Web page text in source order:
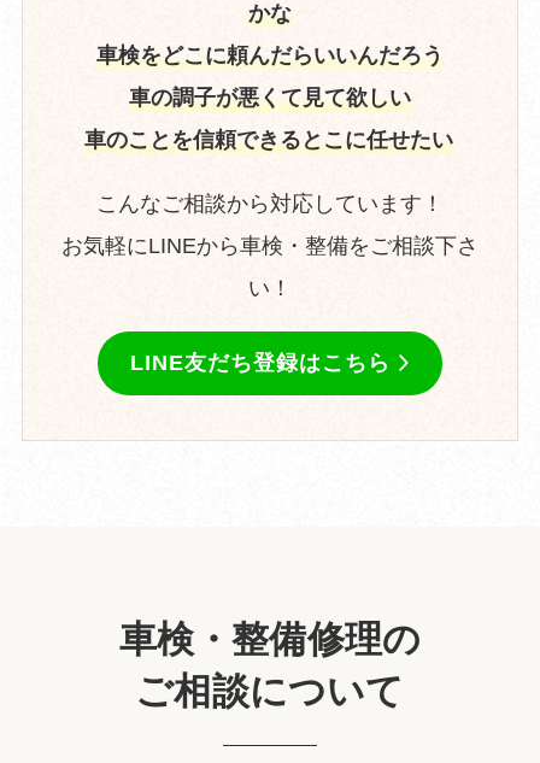
かな
車検をどこに頼んだらいいんだろう
車の調子が悪くて見て欲しい
車のことを信頼できるとこに任せたい
こんなご相談から対応しています！
お気軽にLINEから車検・整備をご相談下さ
い！
LINE友だち登録はこちら
車検・整備修理の
ご相談について